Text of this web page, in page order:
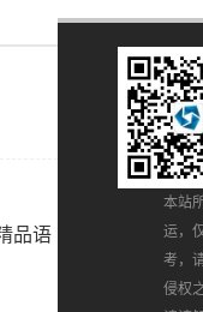
品语
本站
运，
考，
侵权